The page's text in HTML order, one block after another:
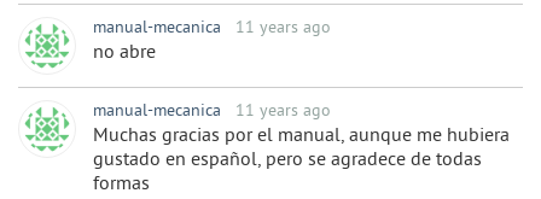
manual-mecanica 11 years ago
no abre
manual-mecanica 11 years ago
Muchas gracias por el manual, aunque me hubiera
gustado en español, pero se agradece de todas
formas